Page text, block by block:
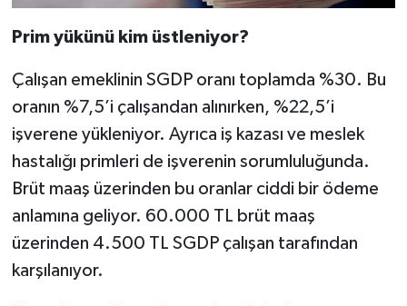
Prim yükünü kim üstleniyor?
Çalışan emeklinin SGDP oranı toplamda %30. Bu
oranın %7,5’i çalışandan alınırken, %22,5’i
işverene yükleniyor. Ayrıca iş kazası ve meslek
hastalığı primleri de işverenin sorumluluğunda.
Brüt maaş üzerinden bu oranlar ciddi bir ödeme
anlamına geliyor. 60.000 TL brüt maaş
üzerinden 4.500 TL SGDP çalışan tarafından
karşılanıyor.